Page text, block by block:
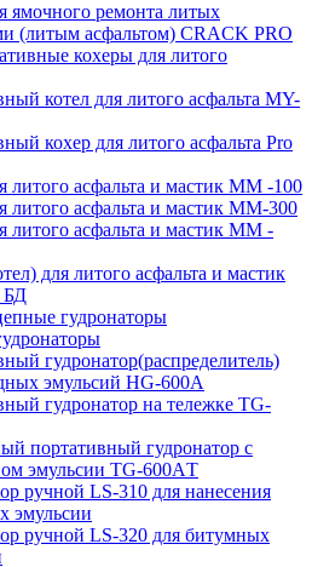
ямочного ремонта литых
(литым асфальтом) CRACK PRO
кохеры для литого
котел для литого асфальта MY-
кохер для литого асфальта Pro
литого асфальта и мастик MM -100
литого асфальта и мастик MM-300
литого асфальта и мастик MM -
для литого асфальта и мастик
БД
гудронаторы
гудронатор(распределитель)
эмульсий HG-600A
гудронатор на тележке TG-
портативный гудронатор с
эмульсии TG-600AТ
ручной LS-310 для нанесения
эмульсии
ручной LS-320 для битумных